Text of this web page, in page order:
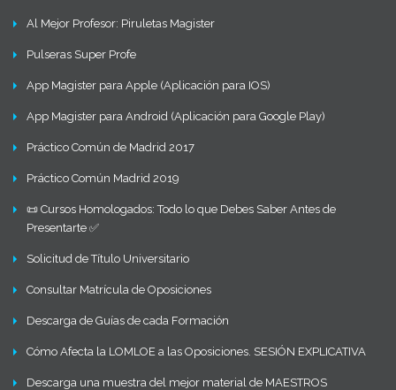
Al Mejor Profesor: Piruletas Magister
Pulseras Super Profe
App Magister para Apple (Aplicación para IOS)
App Magister para Android (Aplicación para Google Play)
Práctico Común de Madrid 2017
Práctico Común Madrid 2019
📜 Cursos Homologados: Todo lo que Debes Saber Antes de
Presentarte ✅
Solicitud de Título Universitario
Consultar Matrícula de Oposiciones
Descarga de Guías de cada Formación
Cómo Afecta la LOMLOE a las Oposiciones. SESIÓN EXPLICATIVA
Descarga una muestra del mejor material de MAESTROS